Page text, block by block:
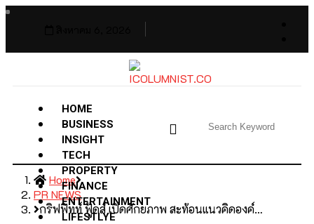
HOME
BUSINESS
INSIGHT
TECH
PROPERTY
FINANCE
ENTERTAINMENT
LIFESTLYE
Home
PR NEWS
กริฟฟิทท์ ฟู้ดส์ เปิดศักยภาพ สะท้อนแนวคิดองค์…